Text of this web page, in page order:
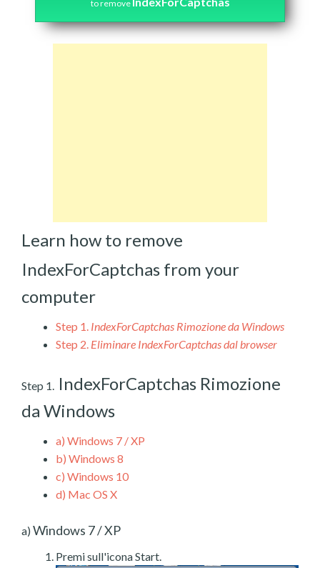
to remove
Learn how to remove
IndexForCaptchas from your
computer
Step 1. IndexForCaptchas Rimozione da Windows
Step 2. Eliminare IndexForCaptchas dal browser
Step 1. IndexForCaptchas Rimozione
da Windows
a) Windows 7 / XP
b) Windows 8
c) Windows 10
d) Mac OS X
a) Windows 7 / XP
Premi sull'icona Start.